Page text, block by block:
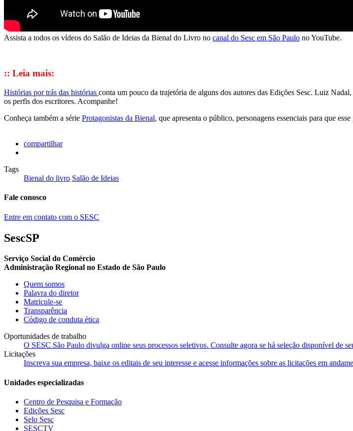
Assista a todos os vídeos do Salão de Ideias da Bienal do Livro no canal do Sesc em São Paulo no YouTube.
:: Leia mais:
Histórias por trás das histórias conta um pouco da trajetória de alguns dos autores das Edições Sesc. Luiz
os perfis dos escritores. Acompanhe!
Conheça também a série Protagonistas da Bienal, que apresenta o público, personagens essenciais para que
compartilhar
Tags
Bienal do livro Salão de Ideias
Fale conosco
Entre em contato com o SESC
SescSP
Serviço Social do Comércio
Administração Regional no Estado de São Paulo
Quem somos
Palavra do diretor
Matricule-se
Transparência
Código de conduta ética
Oportunidades de trabalho
O SESC São Paulo divulga online seus processos seletivos. Consulte agora se há seleção disponível de
Licitações
Inscreva sua empresa, baixe os editais de seu interesse e acesse informações sobre as licitações em
Unidades especializadas
Centro de Pesquisa e Formação
Edições Sesc
Selo Sesc
SESCTV